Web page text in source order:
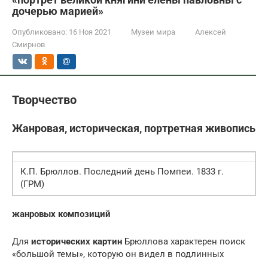
дочерью марией»
Опубликовано: 16 Ноя 2021 Музеи мира
Алексей
Смирнов
Творчество
Жанровая, историческая, портретная живопись
К.П. Брюллов. Последний день Помпеи. 1833 г.
(ГРМ)
жанровых композиций
Для исторических картин Брюллова характерен поиск
«большой темы», которую он видел в подлинных